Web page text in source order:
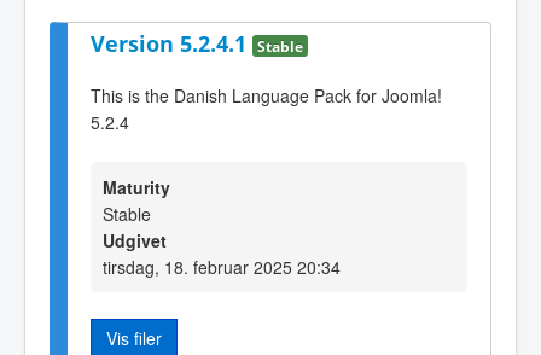
Version 5.2.4.1 Stable
This is the Danish Language Pack for Joomla!
5.2.4
Maturity
Stable
Udgivet
tirsdag, 18. februar 2025 20:34
Vis filer